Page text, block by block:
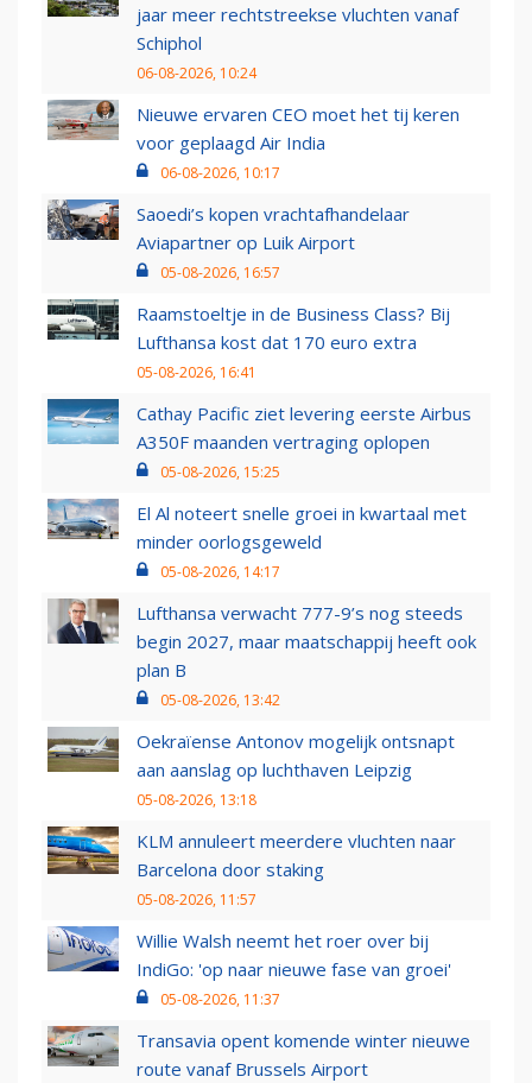
jaar meer rechtstreekse vluchten vanaf
Schiphol
06-08-2026, 10:24
Nieuwe ervaren CEO moet het tij keren
voor geplaagd Air India
06-08-2026, 10:17
Saoedi’s kopen vrachtafhandelaar
Aviapartner op Luik Airport
05-08-2026, 16:57
Raamstoeltje in de Business Class? Bij
Lufthansa kost dat 170 euro extra
05-08-2026, 16:41
Cathay Pacific ziet levering eerste Airbus
A350F maanden vertraging oplopen
05-08-2026, 15:25
El Al noteert snelle groei in kwartaal met
minder oorlogsgeweld
05-08-2026, 14:17
Lufthansa verwacht 777-9’s nog steeds
begin 2027, maar maatschappij heeft ook
plan B
05-08-2026, 13:42
Oekraïense Antonov mogelijk ontsnapt
aan aanslag op luchthaven Leipzig
05-08-2026, 13:18
KLM annuleert meerdere vluchten naar
Barcelona door staking
05-08-2026, 11:57
Willie Walsh neemt het roer over bij
IndiGo: 'op naar nieuwe fase van groei'
05-08-2026, 11:37
Transavia opent komende winter nieuwe
route vanaf Brussels Airport